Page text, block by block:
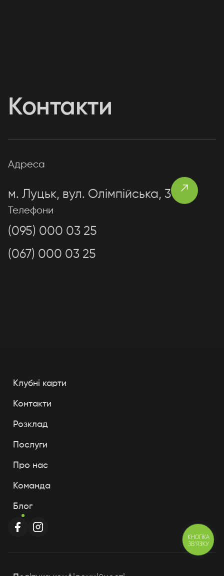
Контакти
Адреса
м. Луцьк, вул. Олімпійська, 3
Телефони
(095) 000 03 25
(067) 000 03 25
Клубні карти
Контакти
Розклад
Послуги
Про нас
Команда
Блог
КНОПКА
ЗВ'ЯЗКУ